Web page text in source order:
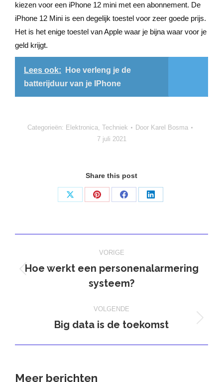
kiezen voor een iPhone 12 mini met een abonnement. De
iPhone 12 Mini is een degelijk toestel voor zeer goede prijs.
Het is het enige toestel van Apple waar je bijna waar voor je
geld krijgt.
Lees ook:
Hoe verleng je de
batterijduur van je IPhone
Categorieën: Elektronica, Techniek Door Karel Bosma
7 juli 2021
Share this post
Deel
Deel
Deel
Deel
navigatie
VORIGE
bericht
Hoe werkt een personenalarmering
systeem?
VOLGENDE
Volgend
Big data is de toekomst
Meer berichten